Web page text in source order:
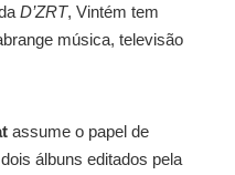
D’ZRT, Vintém tem
música, televisão
assume o papel de
álbuns editados pela